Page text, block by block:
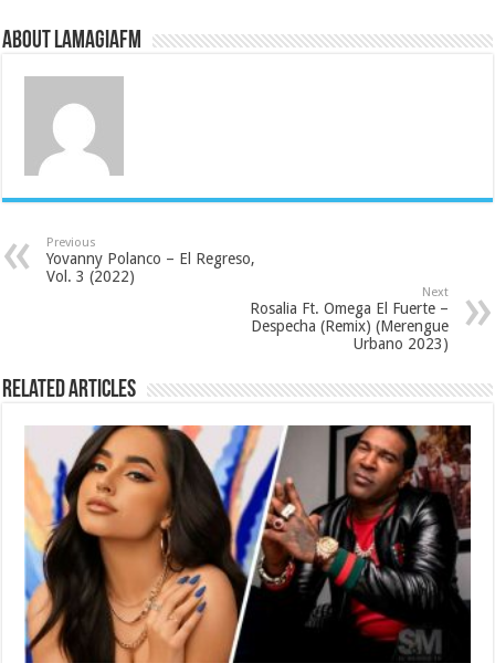
About LaMagiaFM
Previous
Yovanny Polanco – El Regreso,
Vol. 3 (2022)
Next
Rosalia Ft. Omega El Fuerte –
Despecha (Remix) (Merengue
Urbano 2023)
Related Articles